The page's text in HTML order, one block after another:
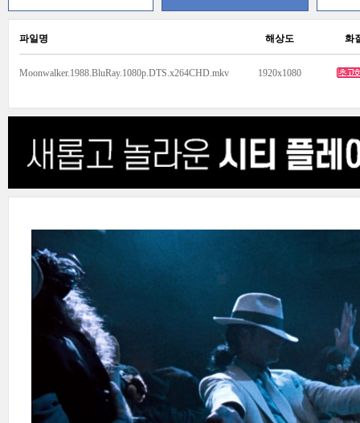
파일명 해상도 화
Moonwalker.1988.BluRay.1080p.DTS.x264CHD.mkv 1920x1080